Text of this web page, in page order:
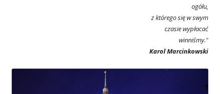
ogółu,
z którego się w swym
czasie wypłacać
winniśmy."
Karol Marcinkowski